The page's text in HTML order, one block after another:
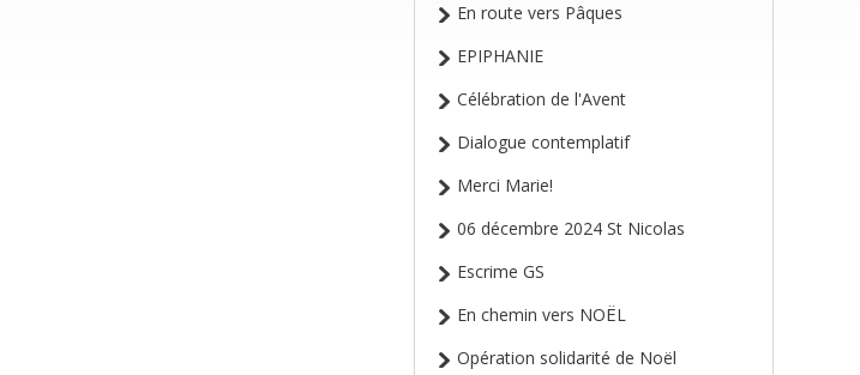
En route vers Pâques
EPIPHANIE
Célébration de l'Avent
Dialogue contemplatif
Merci Marie!
06 décembre 2024 St Nicolas
Escrime GS
En chemin vers NOËL
Opération solidarité de Noël